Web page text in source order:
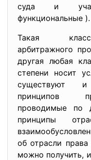
суда и
функциональные ).
Такая
арбитражного
другая любая
степени носит
существуют
принципов
проводимые по
принципы
об отрасли
можно получить,